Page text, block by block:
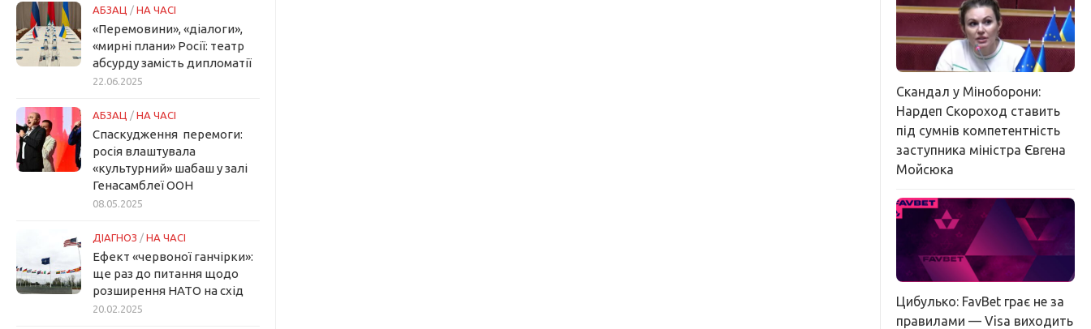
АБЗАЦ / НА ЧАСІ
«Перемовини», «діалоги»,
«мирні плани» Росії: театр
абсурду замість дипломатії
22.06.2025
АБЗАЦ / НА ЧАСІ
Спаскудження перемоги:
росія влаштувала
«культурний» шабаш у залі
Генасамблеї ООН
08.05.2025
ДІАГНОЗ / НА ЧАСІ
Ефект «червоної ганчірки»:
ще раз до питання щодо
розширення НАТО на схід
20.02.2025
Скандал у Міноборони:
Нардеп Скороход ставить
під сумнів компетентність
заступника міністра Євгена
Мойсюка
Цибулько: FavBet грає не за
правилами — Visa виходить